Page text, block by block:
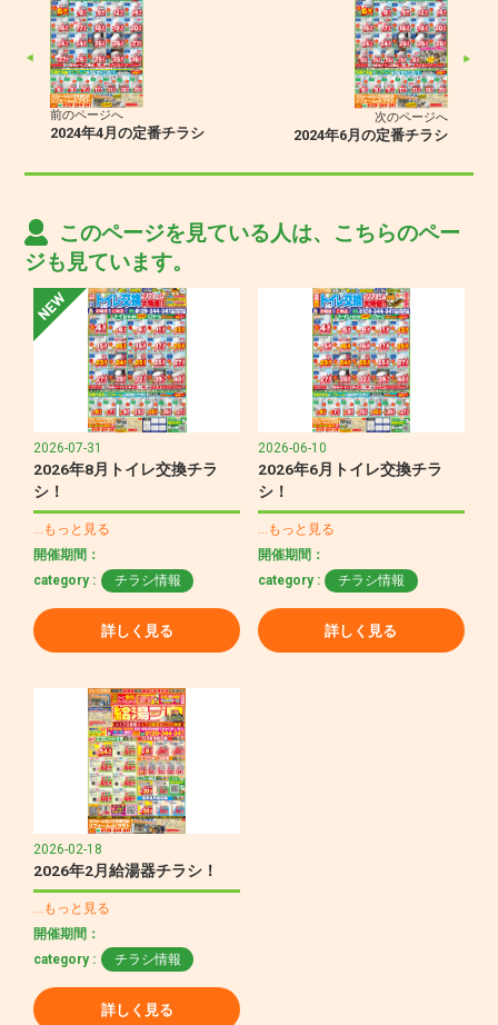
前のページへ
2024年4月の定番チラシ
次のページへ
2024年6月の定番チラシ
このページを見ている人は、こちらのペー
ジも見ています。
2026-07-31
2026年8月トイレ交換チラ
シ！
…もっと見る
開催期間：
category :
チラシ情報
詳しく見る
2026-06-10
2026年6月トイレ交換チラ
シ！
…もっと見る
開催期間：
category :
チラシ情報
詳しく見る
2026-02-18
2026年2月給湯器チラシ！
…もっと見る
開催期間：
category :
チラシ情報
詳しく見る